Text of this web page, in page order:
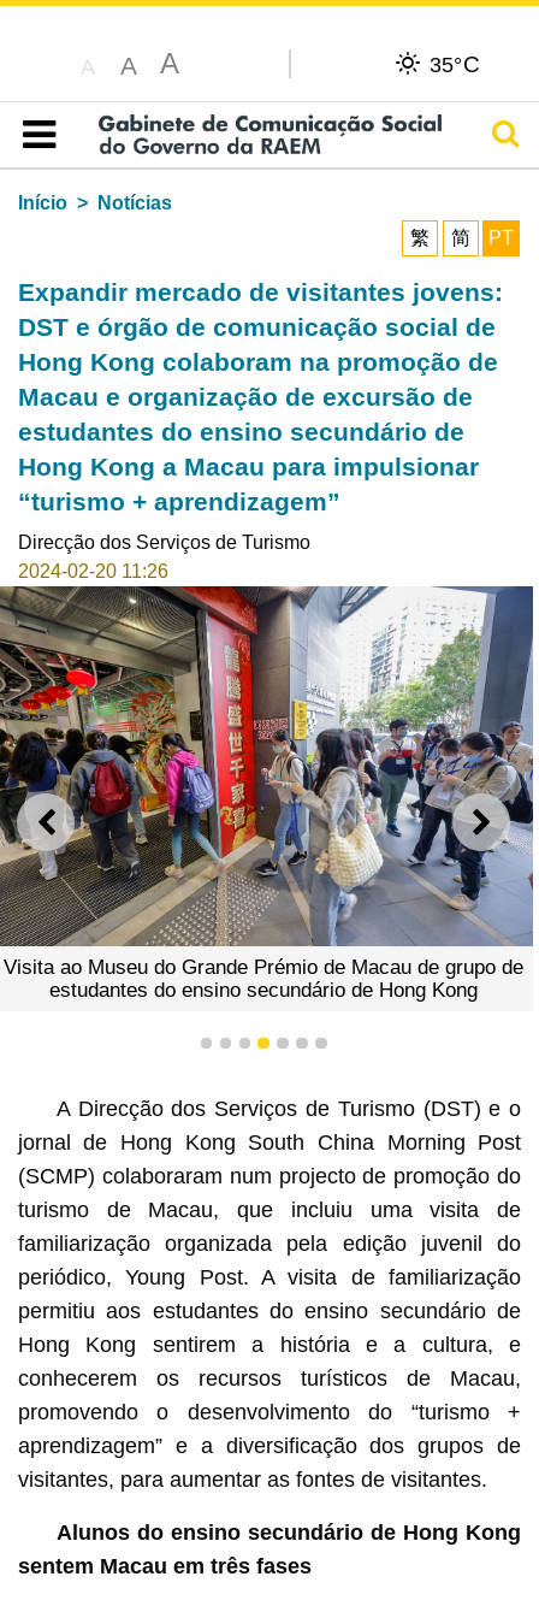
A A A 35°C
Índice
Início
Notícias
繁
简 PT
Expandir mercado de visitantes jovens:
DST e órgão de comunicação social de
Hong Kong colaboram na promoção de
Macau e organização de excursão de
estudantes do ensino secundário de
Hong Kong a Macau para impulsionar
“turismo + aprendizagem”
Direcção dos Serviços de Turismo
2024-02-20 11:26
ANTERIOR
Visita ao Museu do Grande Prémio de Macau de grupo de
estudantes do ensino secundário de Hong Kong
1 2 3 4 5 6 7
A Direcção dos Serviços de Turismo (DST) e o
jornal de Hong Kong South China Morning Post
(SCMP) colaboraram num projecto de promoção do
turismo de Macau, que incluiu uma visita de
familiarização organizada pela edição juvenil do
periódico, Young Post. A visita de familiarização
permitiu aos estudantes do ensino secundário de
Hong Kong sentirem a história e a cultura, e
conhecerem os recursos turísticos de Macau,
promovendo o desenvolvimento do “turismo +
aprendizagem” e a diversificação dos grupos de
visitantes, para aumentar as fontes de visitantes.
Alunos do ensino secundário de Hong Kong
sentem Macau em três fases